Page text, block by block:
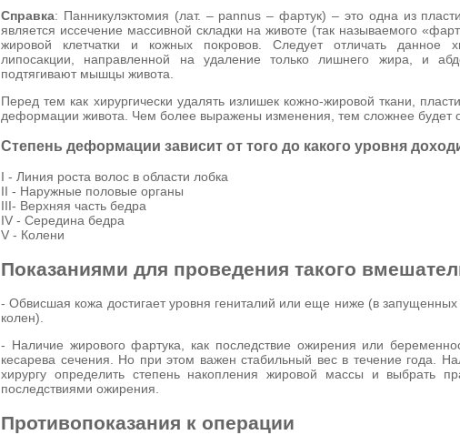
Справка: Панникулэктомия (лат. – pannus – фартук) – это одна из
является иссечение массивной складки на животе (так называемого
жировой клетчатки и кожных покровов. Следует отличать данное
липосакции, направленной на удаление только лишнего жира, и
подтягивают мышцы живота.
Перед тем как хирургически удалять излишек кожно-жировой ткани,
деформации живота. Чем более выражены изменения, тем сложнее будет
Степень деформации зависит от того до какого уровня
I - Линия роста волос в области лобка
II - Наружные половые органы
III- Верхняя часть бедра
IV - Середина бедра
V - Колени
Показаниями для проведения такого
- Обвисшая кожа достигает уровня гениталий или еще ниже (в запущенных
колен).
- Наличие жирового фартука, как последствие ожирения или
кесарева сечения. Но при этом важен стабильный вес в течение года.
хирургу определить степень накопления жировой массы и выбрать
последствиями ожирения.
Противопоказания к операции